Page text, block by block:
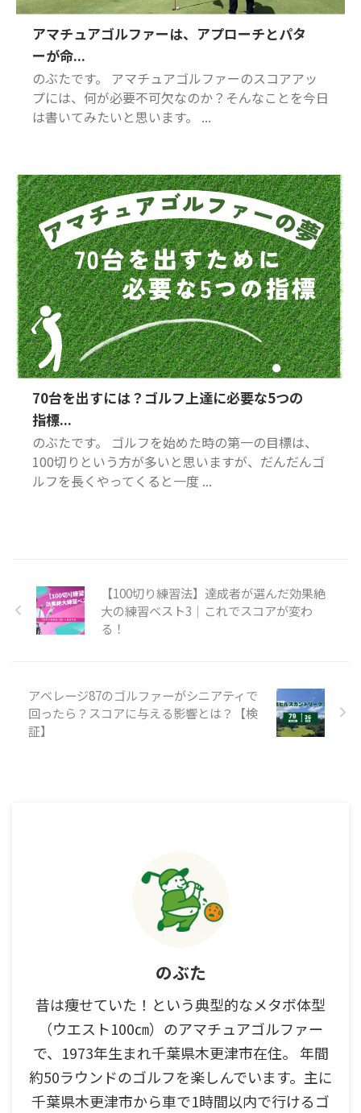
アマチュアゴルファーは、アプローチとパタ
ーが命...
のぶたです。 アマチュアゴルファーのスコアアッ
プには、何が必要不可欠なのか？そんなことを今日
は書いてみたいと思います。 ...
70台を出すには？ゴルフ上達に必要な5つの
指標...
のぶたです。 ゴルフを始めた時の第一の目標は、
100切りという方が多いと思いますが、だんだんゴ
ルフを長くやってくると一度 ...
【100切り練習法】達成者が選んだ効果絶
大の練習ベスト3｜これでスコアが変わ
る！
アベレージ87のゴルファーがシニアティで
回ったら？スコアに与える影響とは？【検
証】
のぶた
昔は痩せていた！という典型的なメタボ体型
（ウエスト100㎝）のアマチュアゴルファー
で、1973年生まれ千葉県木更津市在住。 年間
約50ラウンドのゴルフを楽しんでいます。主に
千葉県木更津市から車で1時間以内で行けるゴ